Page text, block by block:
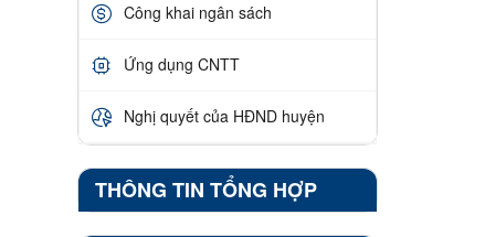
Công khai ngân sách
Ứng dụng CNTT
Nghị quyết của HĐND huyện
THÔNG TIN TỔNG HỢP